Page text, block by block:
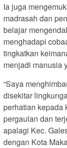
Ia juga
madrasah dan
belajar
menghadapi
tingkatkan
menjadi manusia
“Saya
disekitar
perhatian kepada
pergaulan dan
apalagi Kec.
dengan Kota